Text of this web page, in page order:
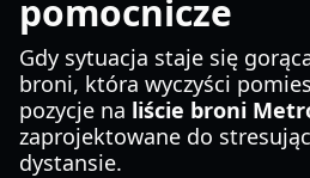
pomocnicze
Gdy sytuacja staje się
broni, która wyczyści
pozycje na liście broni
zaprojektowane do
dystansie.